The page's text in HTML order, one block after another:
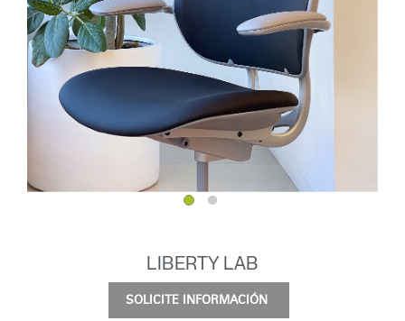
LIBERTY LAB
SOLICITE INFORMACIÓN